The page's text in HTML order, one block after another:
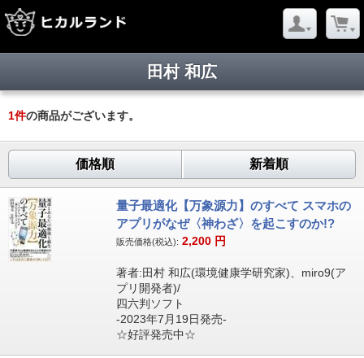
田村 和広
1件の商品がございます。
価格順 新着順
量子最適化【万象源力】のすべて スマホの
アプリがなぜ〈神わざ〉を起こすのか!?
販売価格(税込): 2,200 円
著者:田村 和広(環境健康学研究家)、miro9(ア
プリ開発者)/
四六判ソフト
-2023年7月19日発売-
☆好評発売中☆